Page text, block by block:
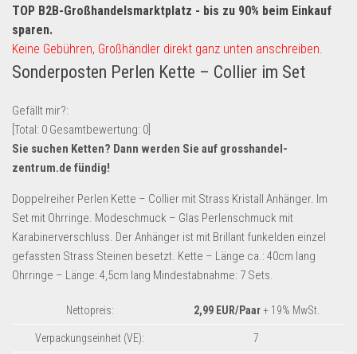
Handy und Smartphone
Kosmetik & Pflege
Multimedia & Elektro
Münzen
Spielzeug & Games
Schuhe & Accessoires
Sport & Freizeit
Uhren & Schmuck
Wohnen & Einrichten
Restposten-Angebote
Restposten für Privatpersonen
TOP B2B-Großhandelsmarktplatz - bis zu 90% beim Einkauf
sparen.
Keine Gebühren, Großhändler direkt ganz unten anschreiben.
Sonderposten Perlen Kette – Collier im Set
Gefällt mir?:
[Total: 0 Gesamtbewertung: 0
Sie suchen Ketten? Dann werden Sie auf grosshandel-
zentrum.de fündig!
Doppelreiher Perlen Kette – Collier mit Strass Kristall Anhänger. Im
Set mit Ohrringe. Modeschmuck – Glas Perlenschmuck mit
Karabinerverschluss. Der Anhänger ist mit Brillant funkelden einzel
gefassten Strass Steinen besetzt. Kette – Länge ca.: 40cm lang
Ohrringe – Länge: 4,5cm lang Mindestabnahme: 7 Sets.
Nettopreis: 2,99 EUR/Paar+ 19% MwSt.
Verpackungseinheit (VE): 7